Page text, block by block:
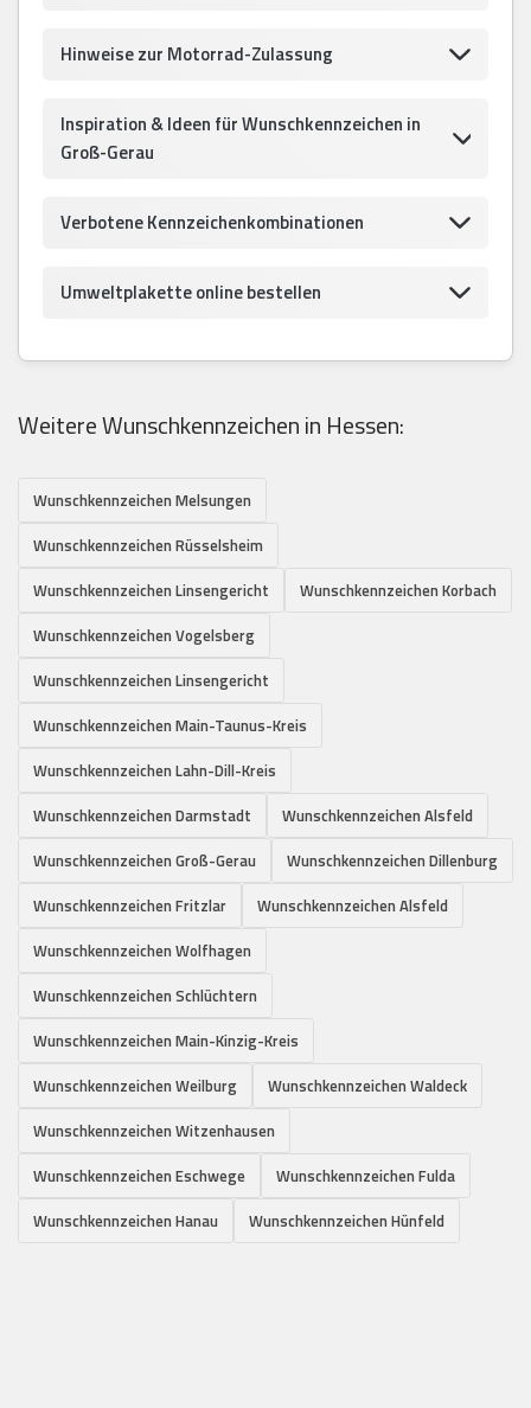
Hinweise zur Motorrad-Zulassung
Inspiration & Ideen für Wunschkennzeichen in
Groß-Gerau
Verbotene Kennzeichenkombinationen
Umweltplakette online bestellen
Weitere Wunschkennzeichen in Hessen:
Wunschkennzeichen Melsungen
Wunschkennzeichen Rüsselsheim
Wunschkennzeichen Linsengericht
Wunschkennzeichen Korbach
Wunschkennzeichen Vogelsberg
Wunschkennzeichen Linsengericht
Wunschkennzeichen Main-Taunus-Kreis
Wunschkennzeichen Lahn-Dill-Kreis
Wunschkennzeichen Darmstadt
Wunschkennzeichen Alsfeld
Wunschkennzeichen Groß-Gerau
Wunschkennzeichen Dillenburg
Wunschkennzeichen Fritzlar
Wunschkennzeichen Alsfeld
Wunschkennzeichen Wolfhagen
Wunschkennzeichen Schlüchtern
Wunschkennzeichen Main-Kinzig-Kreis
Wunschkennzeichen Weilburg
Wunschkennzeichen Waldeck
Wunschkennzeichen Witzenhausen
Wunschkennzeichen Eschwege
Wunschkennzeichen Fulda
Wunschkennzeichen Hanau
Wunschkennzeichen Hünfeld